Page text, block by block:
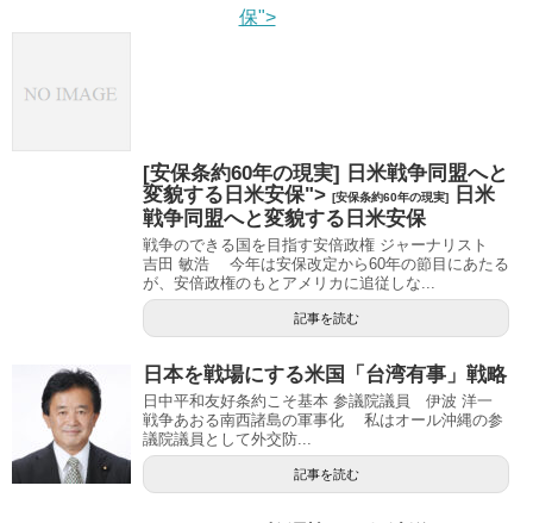
保">
[安保条約60年の現実] 日米戦争同盟へと
変貌する日米安保"> [安保条約60年の現実]
日米
戦争同盟へと変貌する日米安保
戦争のできる国を目指す安倍政権 ジャーナリスト
吉田 敏浩 今年は安保改定から60年の節目にあたる
が、安倍政権のもとアメリカに追従しな...
記事を読む
日本を戦場にする米国「台湾有事」戦略
日中平和友好条約こそ基本 参議院議員 伊波 洋一
戦争あおる南西諸島の軍事化 私はオール沖縄の参
議院議員として外交防...
記事を読む